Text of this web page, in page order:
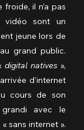
il n’a pas
vidéo sont un
jeune lors de
grand public.
digital natives »,
d’internet
cours de son
grandi avec le
sans internet ».